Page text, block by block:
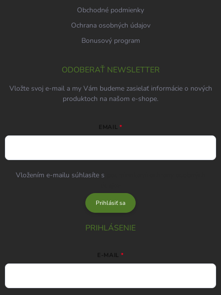
Obchodné podmienky
Ochrana osobných údajov
Bonusový program
ODOBERAŤ NEWSLETTER
Vložte svoj e-mail a my Vám budeme zasielať informácie o nových
produktoch na našom e-shope.
EMAIL
Vložením e-mailu súhlasíte s
Prihlásiť sa
PRIHLÁSENIE
E-MAIL